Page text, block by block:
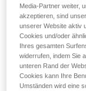
Halten Sie das
oberhalb des
Media-Partner weiter,
akzeptieren, sind
unserer Website aktiv
Cookies und/oder
Ihres gesamten
widerrufen, indem Sie
unteren Rand der
Cookies kann Ihre
Umständen wird eine